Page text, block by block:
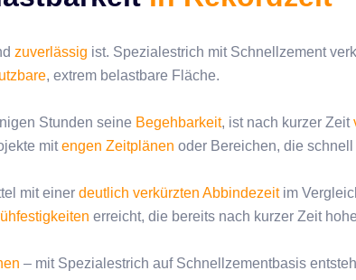
zuverlässig ist. Spezialestrich mit Schnellzement
, extrem belastbare Fläche.
Stunden seine Begehbarkeit, ist nach kurzer Zeit
mitengen Zeitplänen oder Bereichen, die
mit einer deutlich verkürzten Abbindezeitim
erreicht, die bereits nach kurzer Zeit
– mit Spezialestrich auf Schnellzementbasis